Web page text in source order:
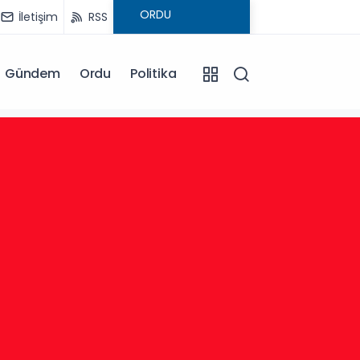
İletişim RSS
Gündem Ordu Politika